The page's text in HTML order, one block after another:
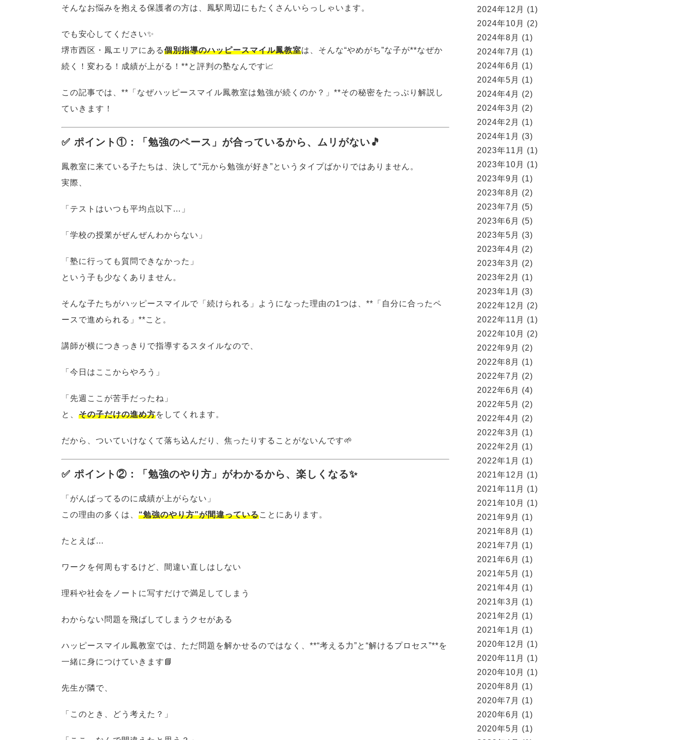
そんなお悩みを抱える保護者の方は、鳳駅周辺にもたくさんいらっしゃいます。
でも安心してください✨
堺市西区・鳳エリアにある個別指導のハッピースマイル鳳教室は、そんな“やめがち”な子が**なぜか
続く！変わる！成績が上がる！**と評判の塾なんです📈
この記事では、**「なぜハッピースマイル鳳教室は勉強が続くのか？」**その秘密をたっぷり解説し
ていきます！
✅ ポイント①：「勉強のペース」が合っているから、ムリがない🎵
鳳教室に来ている子たちは、決して“元から勉強が好き”というタイプばかりではありません。
実際、
「テストはいつも平均点以下…」
「学校の授業がぜんぜんわからない」
「塾に行っても質問できなかった」
という子も少なくありません。
そんな子たちがハッピースマイルで「続けられる」ようになった理由の1つは、**「自分に合ったペ
ースで進められる」**こと。
講師が横につきっきりで指導するスタイルなので、
「今日はここからやろう」
「先週ここが苦手だったね」
と、 その子だけの進め方をしてくれます。
だから、ついていけなくて落ち込んだり、焦ったりすることがないんです🌱
✅ ポイント②：「勉強のやり方」がわかるから、楽しくなる✨
「がんばってるのに成績が上がらない」
この理由の多くは、 “勉強のやり方”が間違っていることにあります。
たとえば…
ワークを何周もするけど、間違い直しはしない
理科や社会をノートに写すだけで満足してしまう
わからない問題を飛ばしてしまうクセがある
ハッピースマイル鳳教室では、ただ問題を解かせるのではなく、**“考える力”と“解けるプロセス”**を
一緒に身につけていきます📘
先生が隣で、
「このとき、どう考えた？」
2024年12月
(1)
2024年10月
(2)
2024年8月
(1)
2024年7月
(1)
2024年6月
(1)
2024年5月
(1)
2024年4月
(2)
2024年3月
(2)
2024年2月
(1)
2024年1月
(3)
2023年11月
(1)
2023年10月
(1)
2023年9月
(1)
2023年8月
(2)
2023年7月
(5)
2023年6月
(5)
2023年5月
(3)
2023年4月
(2)
2023年3月
(2)
2023年2月
(1)
2023年1月
(3)
2022年12月
(2)
2022年11月
(1)
2022年10月
(2)
2022年9月
(2)
2022年8月
(1)
2022年7月
(2)
2022年6月
(4)
2022年5月
(2)
2022年4月
(2)
2022年3月
(1)
2022年2月
(1)
2022年1月
(1)
2021年12月
(1)
2021年11月
(1)
2021年10月
(1)
2021年9月
(1)
2021年8月
(1)
2021年7月
(1)
2021年6月
(1)
2021年5月
(1)
2021年4月
(1)
2021年3月
(1)
2021年2月
(1)
2021年1月
(1)
2020年12月
(1)
2020年11月
(1)
2020年10月
(1)
2020年8月
(1)
2020年7月
(1)
2020年6月
(1)
2020年5月
(1)